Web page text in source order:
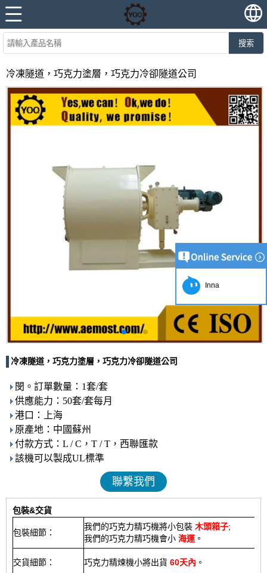
搜索
冷凍隧道，巧克力塗層，巧克力冷卻隧道公司
冷凍隧道，巧克力塗層，巧克力冷卻隧道公司
閔。訂單數量：1套/套
供應能力：50套/套每月
港口：上海
原產地：中國蘇州
付款方式：L / C，T / T，西聯匯款
該機可以製成UL標準
聯繫我們
包裝&交貨
包裝細節：
我們的巧克力精巧機將小包裝 木頭箱子;
我們的巧克力精巧機會小 海運 。
交貨細節： 巧克力精煉機小將出貨 60天內 。
Inna